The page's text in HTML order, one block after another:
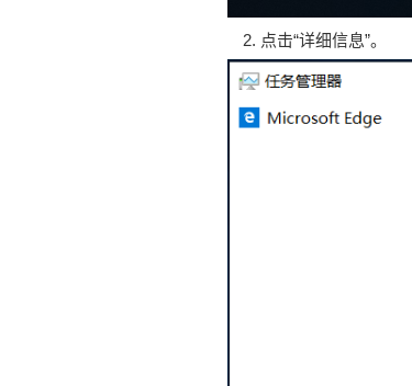
点击“详细信息”。